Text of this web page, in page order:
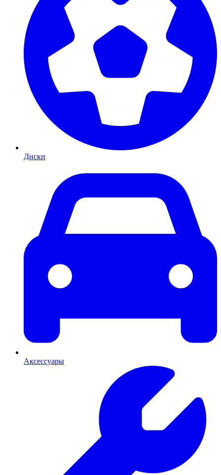
Диски
Аксессуары